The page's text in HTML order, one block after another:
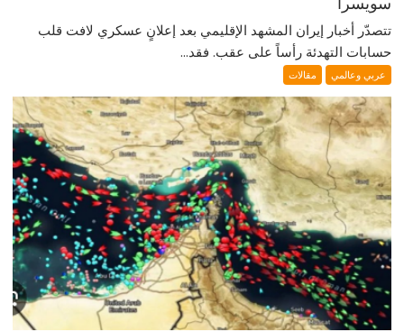
تتصدّر أخبار إيران المشهد الإقليمي بعد إعلانٍ عسكري لافت قلب
حسابات التهدئة رأساً على عقب. فقد...
عربي وعالمي مقالات